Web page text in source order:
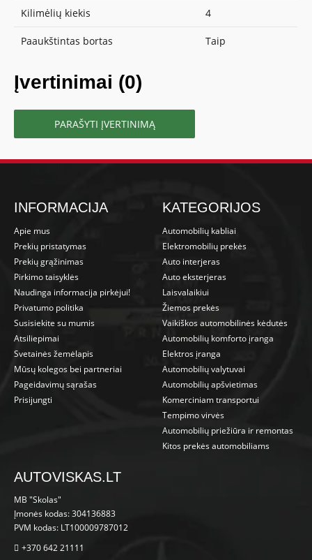
Kilimėlių kiekis 4
Paaukštintas bortas Taip
Įvertinimai (0)
PARAŠYTI ĮVERTINIMĄ
INFORMACIJA
Apie mus
Prekių pristatymas
Prekių grąžinimas
Pirkimo taisyklės
Naudinga informacija pirkėjui!
Privatumo politika
Susisiekite su mumis
Atsiliepimai
Svetainės žemėlapis
Mūsų kolegos bei partneriai
Pageidavimų sąrašas
Prisijungti
KATEGORIJOS
Automobilių kabliai
Elektromobilių prekės
Auto interjeras
Auto eksterjeras
Laisvalaikiui
Žiemos prekės
Vaikiškos automobilinės kėdutės
Automobilių komforto įranga
Elektros įranga
Automobilių valytuvai
Automobilių apšvietimas
Komerciniam transportui
Tempimo virvės
Automobilių priežiūra ir remontas
Kitos prekės automobiliams
AUTOVISKAS.LT
MB "Skolas"
Įmonės kodas: 304136883
PVM kodas: LT100009787012
+370 642 21111